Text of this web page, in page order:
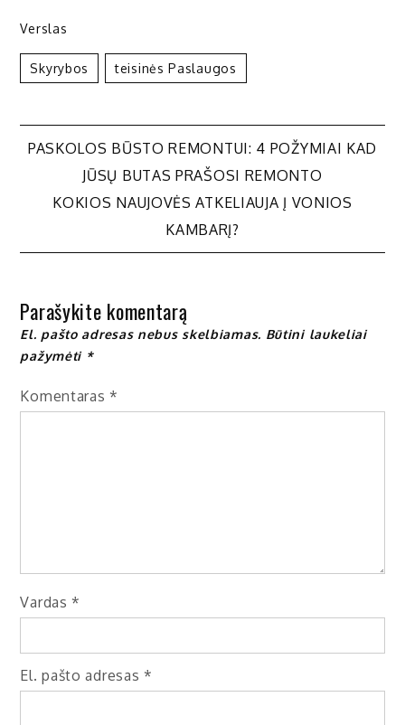
Verslas
Skyrybos Teisinės Paslaugos
Navigacija
tarp
įrašų
PASKOLOS BŪSTO REMONTUI: 4 POŽYMIAI KAD
JŪSŲ BUTAS PRAŠOSI REMONTO
KOKIOS NAUJOVĖS ATKELIAUJA Į VONIOS
KAMBARĮ?
Parašykite komentarą
El. pašto adresas nebus skelbiamas. Būtini laukeliai
pažymėti *
Komentaras *
Vardas *
El. pašto adresas *